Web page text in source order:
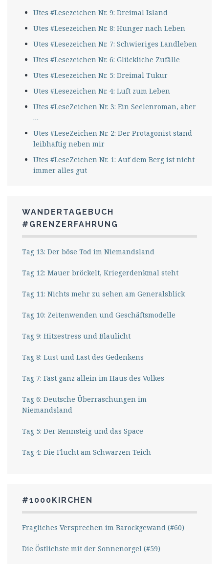
Utes #Lesezeichen Nr. 9: Dreimal Island
Utes #Lesezeichen Nr. 8: Hunger nach Leben
Utes #Lesezeichen Nr. 7: Schwieriges Landleben
Utes #Lesezeichen Nr. 6: Glückliche Zufälle
Utes #Lesezeichen Nr. 5: Dreimal Tukur
Utes #Lesezeichen Nr. 4: Luft zum Leben
Utes #LeseZeichen Nr. 3: Ein Seelenroman, aber
…
Utes #LeseZeichen Nr. 2: Der Protagonist stand
leibhaftig neben mir
Utes #LeseZeichen Nr. 1: Auf dem Berg ist nicht
immer alles gut
WANDERTAGEBUCH
#GRENZERFAHRUNG
Tag 13: Der böse Tod im Niemandsland
Tag 12: Mauer bröckelt, Kriegerdenkmal steht
Tag 11: Nichts mehr zu sehen am Generalsblick
Tag 10: Zeitenwenden und Geschäftsmodelle
Tag 9: Hitzestress und Blaulicht
Tag 8: Lust und Last des Gedenkens
Tag 7: Fast ganz allein im Haus des Volkes
Tag 6: Deutsche Überraschungen im
Niemandsland
Tag 5: Der Rennsteig und das Space
Tag 4: Die Flucht am Schwarzen Teich
#1000KIRCHEN
Fragliches Versprechen im Barockgewand (#60)
Die Östlichste mit der Sonnenorgel (#59)